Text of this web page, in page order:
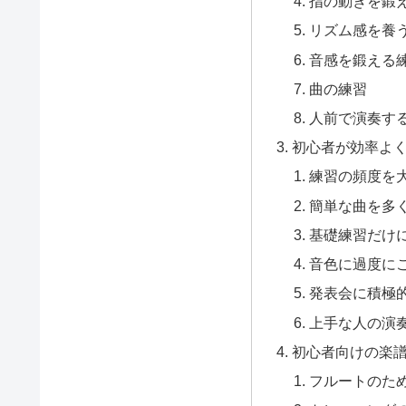
リズム感を養
音感を鍛える
曲の練習
人前で演奏す
初心者が効率よ
練習の頻度を
簡単な曲を多
基礎練習だけ
音色に過度に
発表会に積極
上手な人の演
初心者向けの楽
フルートのた